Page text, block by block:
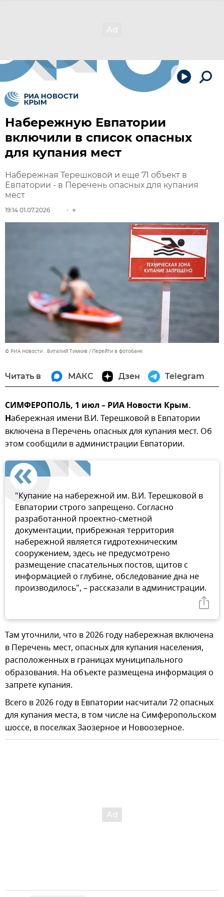
Набережную Евпатории
включили в список опасных
для купания мест
Набережная Терешковой и еще 71 объект в
Евпатории - в Перечень опасных для купания
мест
19:14 01.07.2026
© РИА Новости . Виталий Тимкив Перейти в фотобанк
Читать в МАКС Дзен Telegram
СИМФЕРОПОЛЬ, 1 июл – РИА Новости Крым.
Набережная имени В.И. Терешковой в Евпатории
включена в Перечень опасных для купания мест. Об
этом сообщили в администрации Евпатории.
"Купание на набережной им. В.И. Терешковой в
Евпатории строго запрещено. Согласно
разработанной проектно-сметной
документации, прибрежная территория
набережной является гидротехническим
сооружением, здесь не предусмотрено
размещение спасательных постов, щитов с
информацией о глубине, обследование дна не
производилось", – рассказали в администрации.
Там уточнили, что в 2026 году набережная включена
в Перечень мест, опасных для купания населения,
расположенных в границах муниципального
образования. На объекте размещена информация о
запрете купания.
Всего в 2026 году в Евпатории насчитали 72 опасных
для купания места, в том числе на Симферопольском
шоссе, в поселках Заозерное и Новоозерное.